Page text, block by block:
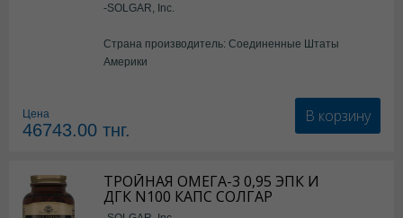
-SOLGAR, Inc.
Страна производитель: Соединенные Штаты
Америки
Цена
46743.00 тнг.
В корзину
ТРОЙНАЯ ОМЕГА-3 0,95 ЭПК И
ДГК N100 КАПС СОЛГАР